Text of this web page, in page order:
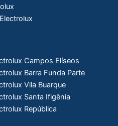
Campos Elíseos
Barra Funda Parte
Vila Buarque
Santa Ifigênia
República